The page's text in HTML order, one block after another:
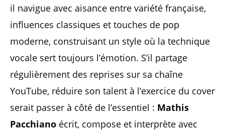
il navigue avec aisance entre variété française,
influences classiques et touches de pop
moderne, construisant un style où la technique
vocale sert toujours l’émotion. S’il partage
régulièrement des reprises sur sa chaîne
YouTube, réduire son talent à l’exercice du cover
serait passer à côté de l’essentiel : Mathis
Pacchiano écrit, compose et interprète avec